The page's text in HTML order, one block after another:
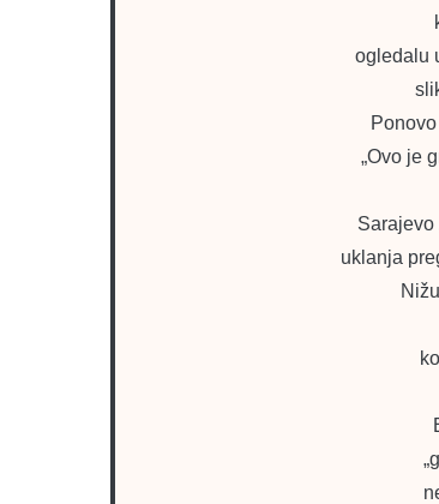
ogledalu
„Ovo je
Sarajevo
uklanja